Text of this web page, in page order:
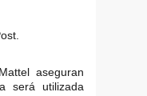
aseguran
será utilizada